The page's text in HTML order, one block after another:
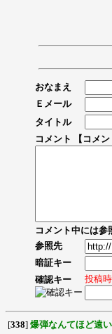
おなまえ
Ｅメール
タイトル
コメント 【コメ
コメント中には
参照先
暗証キー
確認キー
投稿
[338] 爆弾なんてほど遠